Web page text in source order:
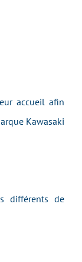
accueil afin
Kawasaki
différents de